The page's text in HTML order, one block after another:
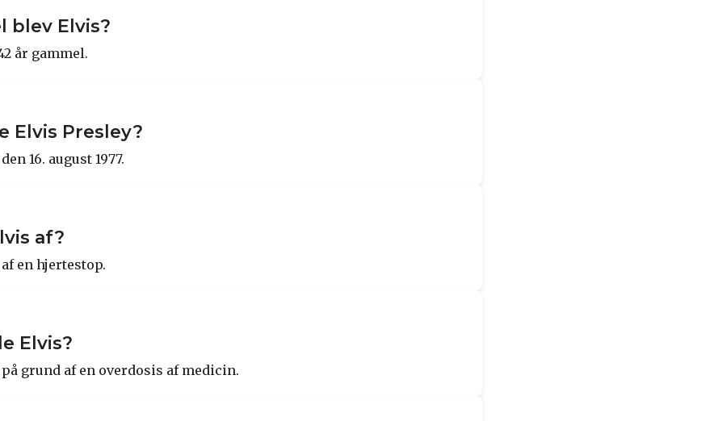
blev Elvis?
år gammel.
Elvis Presley?
16. august 1977.
af?
en hjertestop.
Elvis?
grund af en overdosis af medicin.